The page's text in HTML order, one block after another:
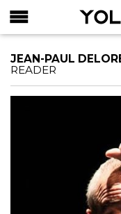
JEAN-PAUL
READER